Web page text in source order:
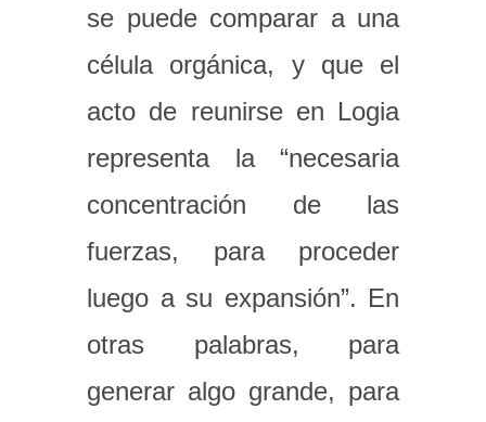
se puede comparar a una
célula orgánica, y que el
acto de reunirse en Logia
representa la “necesaria
concentración de las
fuerzas, para proceder
luego a su expansión”. En
otras palabras, para
generar algo grande, para